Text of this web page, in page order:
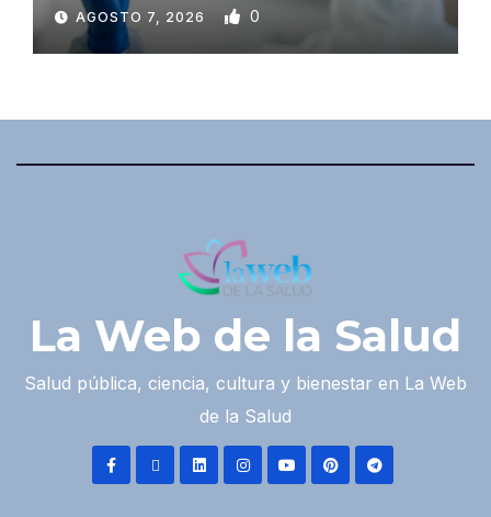
AGOSTO 7, 2026 0
La Web de la Salud
Salud pública, ciencia, cultura y bienestar en La Web
de la Salud